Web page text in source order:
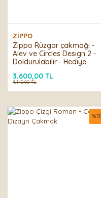
ZİPPO
Zippo Rüzgar çakmağı -
Alev ve Circles Design 2 -
Doldurulabilir - Hediye
üretilmiştir
3.600,00 TL
4.140,00 TL
%13